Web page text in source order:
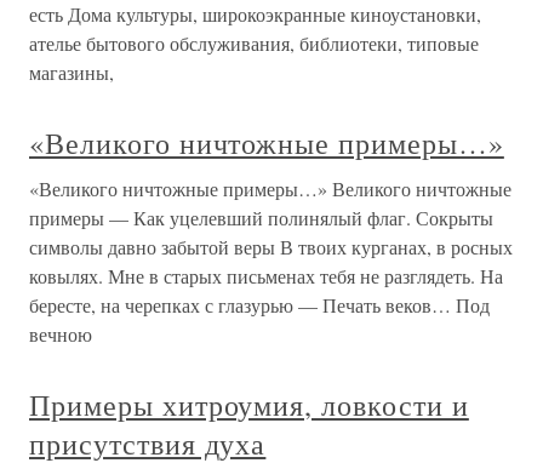
есть Дома культуры, широкоэкранные киноустановки,
ателье бытового обслуживания, библиотеки, типовые
магазины,
«Великого ничтожные примеры…»
«Великого ничтожные примеры…» Великого ничтожные
примеры — Как уцелевший полинялый флаг. Сокрыты
символы давно забытой веры В твоих курганах, в росных
ковылях. Мне в старых письменах тебя не разглядеть. На
бересте, на черепках с глазурью — Печать веков… Под
вечною
Примеры хитроумия, ловкости и
присутствия духа